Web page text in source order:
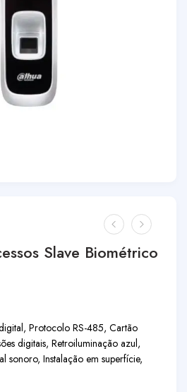
Slave Biométrico
Protocolo RS-485, Cartão
digitais, Retroiluminação azul,
sonoro, Instalação em superfície,